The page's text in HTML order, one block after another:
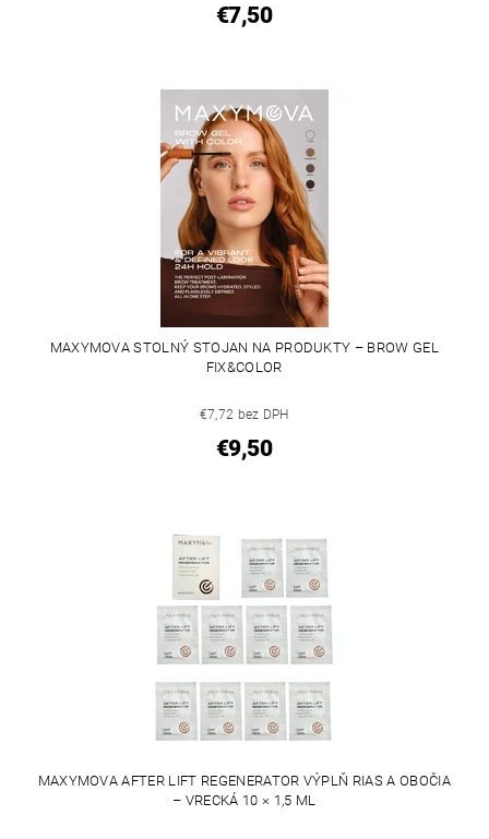
€7,50
MAXYMOVA STOLNÝ STOJAN NA PRODUKTY – BROW GEL
FIX&COLOR
€7,72 bez DPH
€9,50
MAXYMOVA AFTER LIFT REGENERATOR VÝPLŇ RIAS A OBOČIA
– VRECKÁ 10 × 1,5 ML